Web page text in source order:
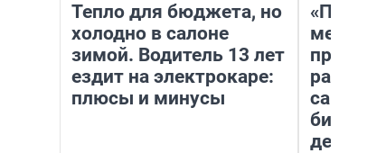
Тепло для бюджета, но
холодно в салоне
зимой. Водитель 13 лет
ездит на электрокаре:
плюсы и минусы